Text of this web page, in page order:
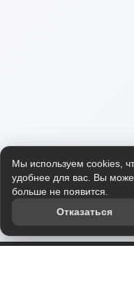
Мы используем cookies,
удобнее для вас. Вы
больше не появится.
Отказаться